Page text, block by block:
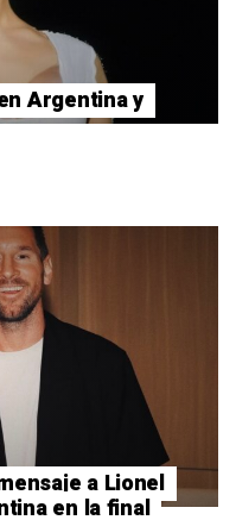
Argentina y
a Lionel
en la final